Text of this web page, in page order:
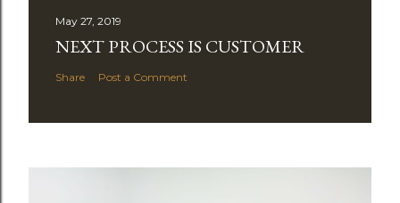
May 27, 2019
NEXT PROCESS IS CUSTOMER
Share Post a Comment